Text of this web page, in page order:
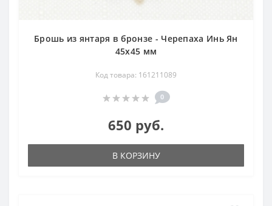
Брошь из янтаря в бронзе - Черепаха Инь Ян
45х45 мм
Код товара: 161211089
0
650 руб.
В КОРЗИНУ